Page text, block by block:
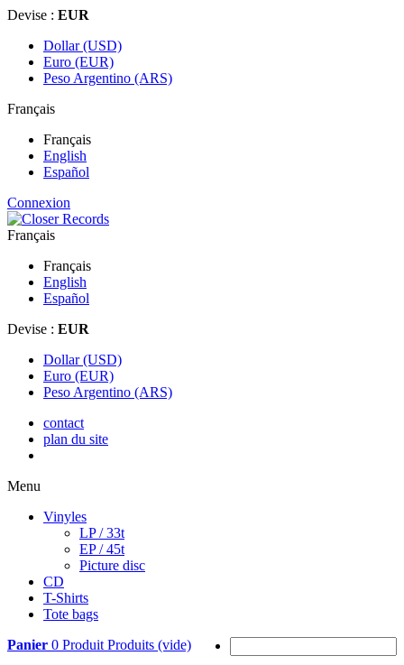
Devise : EUR
Dollar (USD)
Euro (EUR)
Peso Argentino (ARS)
Français
Français
English
Español
Connexion
Français
Français
English
Español
Devise : EUR
Dollar (USD)
Euro (EUR)
Peso Argentino (ARS)
contact
plan du site
Menu
Vinyles
LP / 33t
EP / 45t
Picture disc
CD
T-Shirts
Tote bags
Panier 0 Produit Produits (vide)